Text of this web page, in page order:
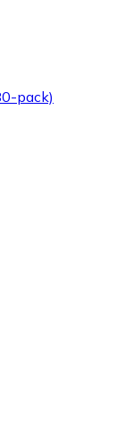
pack)